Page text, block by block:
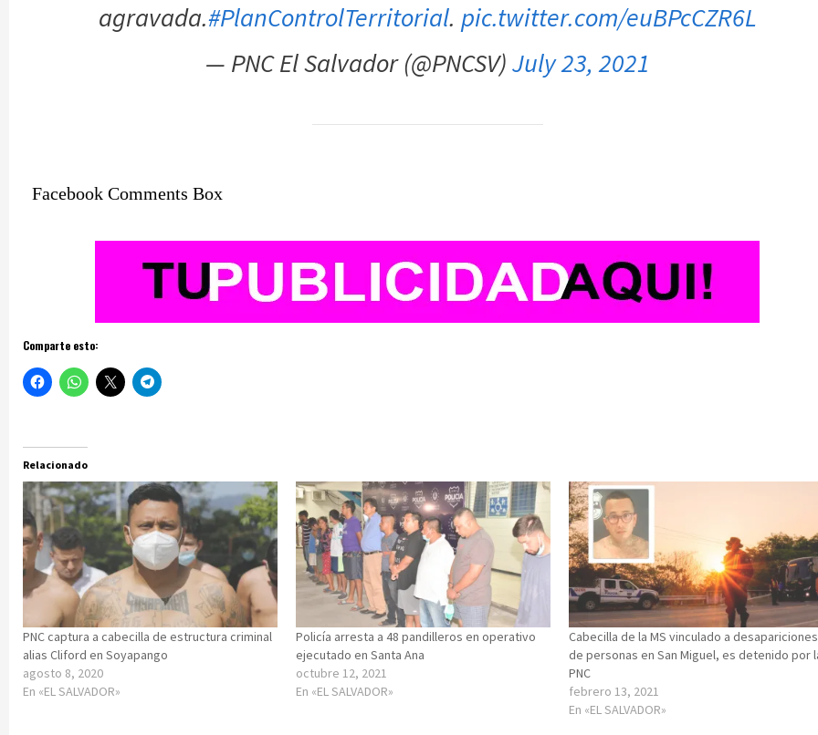
agravada.#PlanControlTerritorial. pic.twitter.com/euBPcCZR6L
— PNC El Salvador (@PNCSV)July 23, 2021
Facebook Comments Box
Comparte esto:
Relacionado
PNC captura a cabecilla de estructura criminal
alias Cliford en Soyapango
agosto 8, 2020
En «EL SALVADOR»
Policía arresta a 48 pandilleros en operativo
ejecutado en Santa Ana
octubre 12, 2021
En «EL SALVADOR»
Cabecilla de la MS vinculado a desapariciones
de personas en San Miguel, es detenido por
PNC
febrero 13, 2021
En «EL SALVADOR»